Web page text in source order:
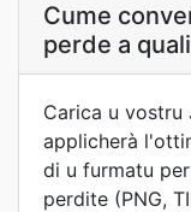
Cume
perde a
Carica u vostru
applicherà
di u furmatu
perdite (PNG,